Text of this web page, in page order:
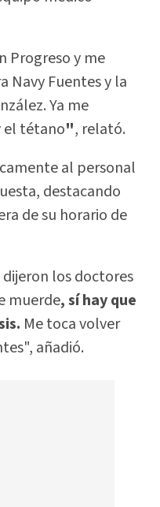
Progreso y me
Navy Fuentes y la
Ya me
el tétano", relató.
al personal
destacando
de su horario de
los doctores
muerde, sí hay que
Me toca volver
añadió.